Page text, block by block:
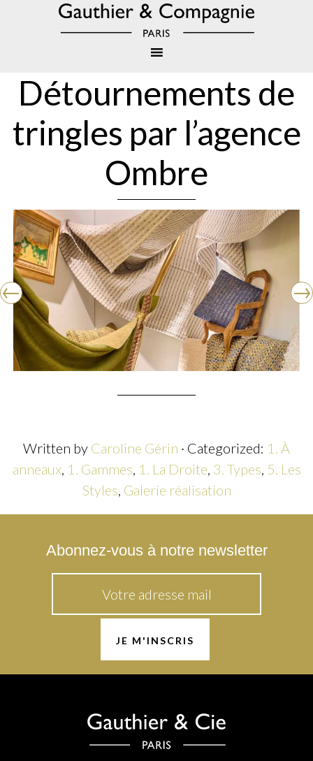
Détournements de
tringles par l’agence
Ombre
Written by Caroline Gérin · Categorized: 1. À
anneaux, 1. Gammes 1. La Droite 3. Types 5. Les
Styles Galerie réalisation
Abonnez-vous à notre newsletter